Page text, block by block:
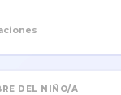
DEL NIÑO/A